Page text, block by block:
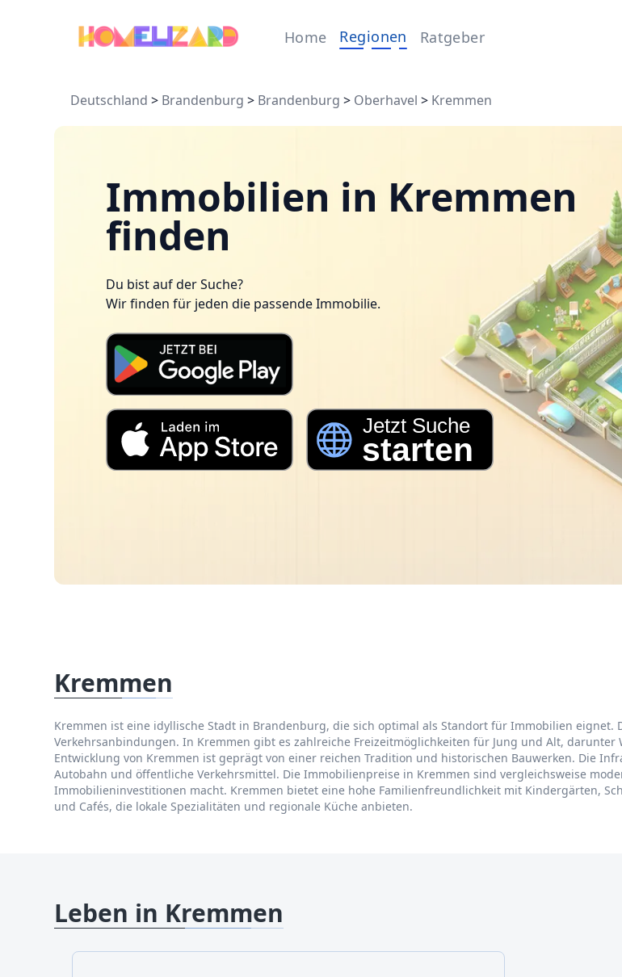
Home Regionen Ratgeber
Deutschland > Brandenburg > Brandenburg > Oberhavel > Kremmen
Immobilien in Kremmen
finden
Du bist auf der Suche?
Wir finden für jeden die passende Immobilie.
Kremmen
Kremmen ist eine idyllische Stadt in Brandenburg, die sich optimal als Standort für Immobilien
Verkehrsanbindungen. In Kremmen gibt es zahlreiche Freizeitmöglichkeiten für Jung und Alt,
Entwicklung von Kremmen ist geprägt von einer reichen Tradition und historischen Bauwerken. Die
Autobahn und öffentliche Verkehrsmittel. Die Immobilienpreise in Kremmen sind vergleichsweise
Immobilieninvestitionen macht. Kremmen bietet eine hohe Familienfreundlichkeit mit Kindergärten,
und Cafés, die lokale Spezialitäten und regionale Küche anbieten.
Leben in Kremmen